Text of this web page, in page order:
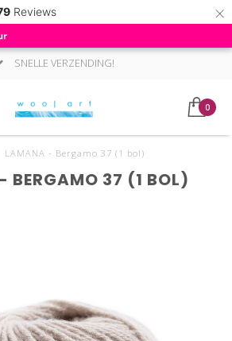
Reviews ×
SNELLE VERZENDING!
0
LAMANA - Bergamo 37 (1 bol)
BERGAMO 37 (1 BOL)